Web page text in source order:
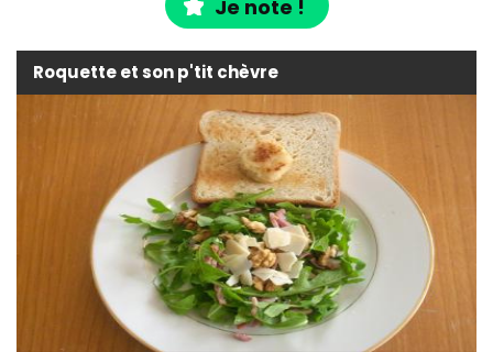
Je note !
Roquette et son p'tit chèvre